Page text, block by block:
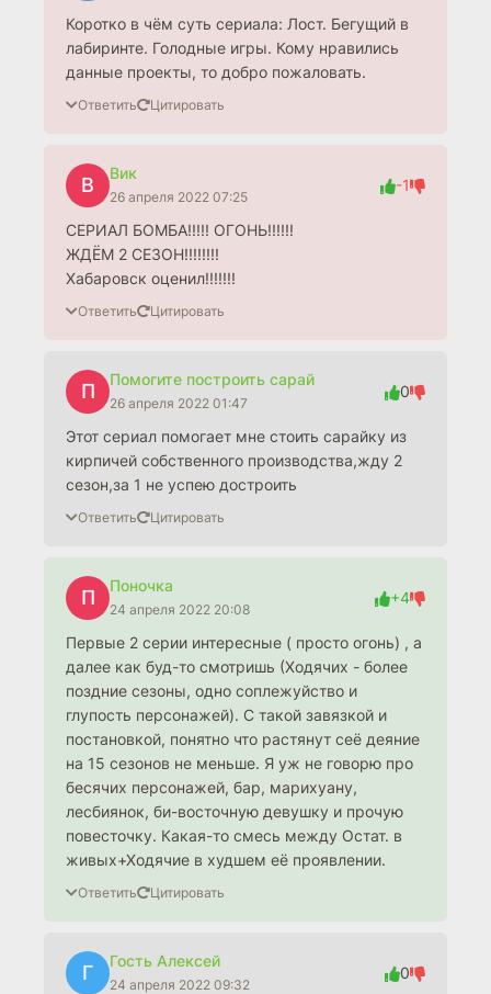
Коротко в чём суть сериала: Лост. Бегущий в
лабиринте. Голодные игры. Кому нравились
данные проекты, то добро пожаловать.
Ответить Цитировать
В
Вик
26 апреля 2022 07:25
-1
СЕРИАЛ БОМБА!!!!! ОГОНЬ!!!!!!
ЖДЁМ 2 СЕЗОН!!!!!!!!
Хабаровск оценил!!!!!!!
Ответить Цитировать
П
Помогите построить сарай
26 апреля 2022 01:47
0
Этот сериал помогает мне стоить сарайку из
кирпичей собственного производства,жду 2
сезон,за 1 не успею достроить
Ответить Цитировать
П
Поночка
24 апреля 2022 20:08
+4
Первые 2 серии интересные ( просто огонь) , а
далее как буд-то смотришь (Ходячих - более
поздние сезоны, одно соплежуйство и
глупость персонажей). С такой завязкой и
постановкой, понятно что растянут сеё деяние
на 15 сезонов не меньше. Я уж не говорю про
бесячих персонажей, бар, марихуану,
лесбиянок, би-восточную девушку и прочую
повесточку. Какая-то смесь между Остат. в
живых+Ходячие в худшем её проявлении.
Ответить Цитировать
Г
Гость Алексей
24 апреля 2022 09:32
0